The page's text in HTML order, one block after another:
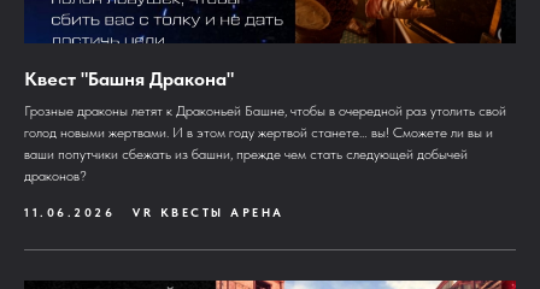
Квест "Башня Дракона"
Грозные драконы летят к Драконьей Башне, чтобы в очередной раз утолить свой
голод новыми жертвами. И в этом году жертвой станете… вы! Сможете ли вы и
ваши попутчики сбежать из башни, прежде чем стать следующей добычей
драконов?
11.06.2026 VR КВЕСТЫ АРЕНА